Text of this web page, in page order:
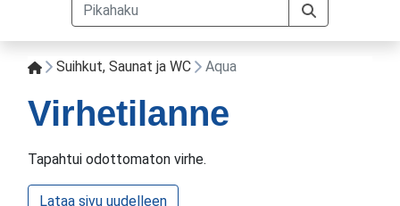
Suihkut, Saunat ja WC Aqua
Virhetilanne
Tapahtui odottomaton virhe.
Lataa sivu uudelleen